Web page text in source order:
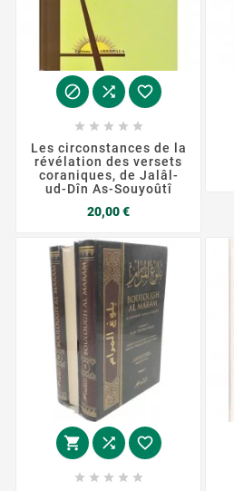
  
    
Les circonstances de la
révélation des versets
coraniques, de Jalâl-
ud-Dîn As-Souyoûtî
20,00 €Prix
  
    